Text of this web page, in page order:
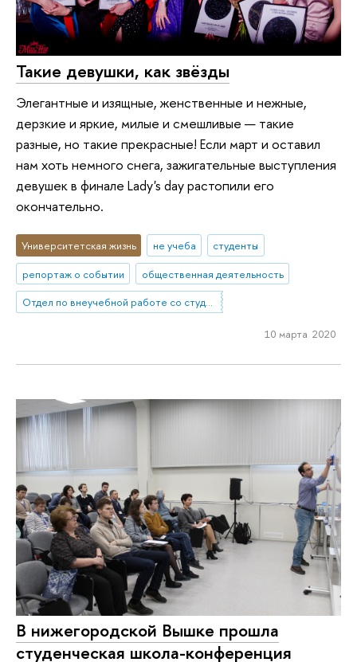
Такие девушки, как звёзды
Элегантные и изящные, женственные и нежные,
дерзкие и яркие, милые и смешливые — такие
разные, но такие прекрасные! Если март и оставил
нам хоть немного снега, зажигательные выступления
девушек в финале Lady's day растопили его
окончательно.
Университетская жизнь не учеба
студенты
репортаж о событии
общественная деятельность
Отдел по внеучебной работе со студентами (Нижний Новгород)
10 марта 2020
В нижегородской Вышке прошла
студенческая школа-конференция